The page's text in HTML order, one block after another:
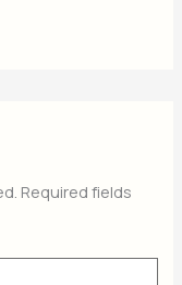
Required fields